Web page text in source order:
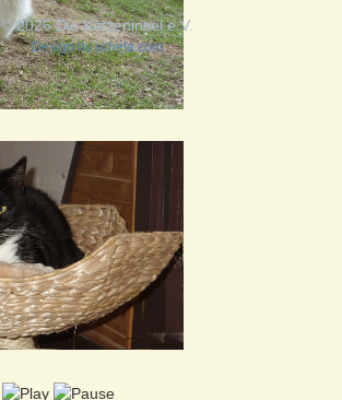
© 2026 Die Katzeninsel e.V.
Design byschefa.com